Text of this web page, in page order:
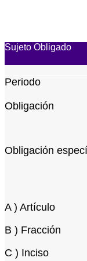
Sujeto Obligado
Periodo
Obligación
Obligación
A ) Artículo
B ) Fracción
C ) Inciso